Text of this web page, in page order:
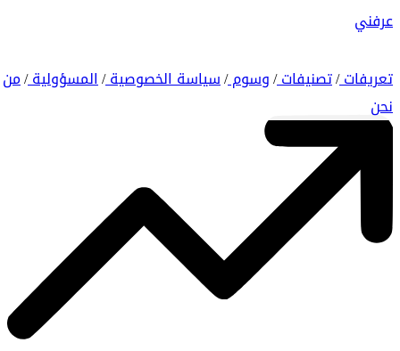
عرفني
تعريفات/ تصنيفات/ وسوم/ سياسة الخصوصية/ المسؤولية/ من
نحن